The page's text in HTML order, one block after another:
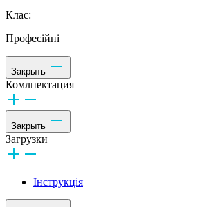
Клас:
Професійні
Закрыть
Комлпектация
Закрыть
Загрузки
Інструкція